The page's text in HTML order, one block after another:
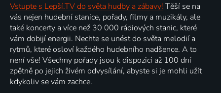
Vstupte s Lepší.TV do světa hudby a zábavy! Těší se na
vás nejen hudební stanice, pořady, filmy a muzikály, ale
také koncerty a více než 30 000 rádiových stanic, které
vám dobijí energii. Nechte se unést do světa melodií a
rytmů, které osloví každého hudebního nadšence. A to
není vše! Všechny pořady jsou k dispozici až 100 dní
zpětně po jejich živém odvysílání, abyste si je mohli užít
kdykoliv se vám zachce.